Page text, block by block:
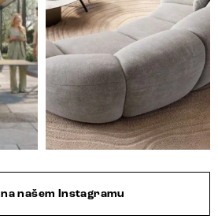
našem Instagramu